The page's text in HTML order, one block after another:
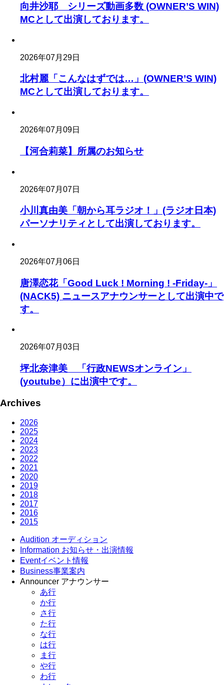
向井沙耶 シリーズ動画多数 (OWNER’S WIN)
MCとして出演しております。
2026年07月29日
北村麗「こんなはずでは…」(OWNER’S WIN)
MCとして出演しております。
2026年07月09日
【河合莉菜】所属のお知らせ
2026年07月07日
小川真由美「朝から耳ラジオ！」(ラジオ日本)
パーソナリティとして出演しております。
2026年07月06日
唐澤恋花「Good Luck ! Morning ! -Friday-」
(NACK5) ニュースアナウンサーとして出演中で
す。
2026年07月03日
坪北奈津美 「行政NEWSオンライン」
(youtube）に出演中です。
Archives
2026
2025
2024
2023
2022
2021
2020
2019
2018
2017
2016
2015
Audition オーディション
Information お知らせ・出演情報
Eventイベント情報
Business事業案内
Announcer アナウンサー
あ行
か行
さ行
た行
な行
は行
ま行
や行
わ行